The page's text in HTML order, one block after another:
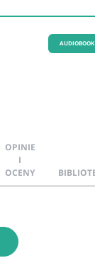
AUDIOBOOK
OPINIE
I
OCENY